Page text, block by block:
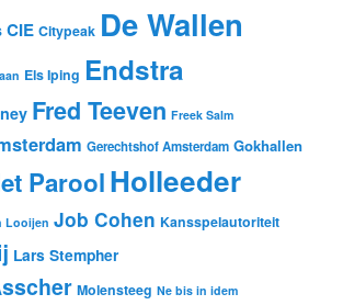
CIE Citypeak De Wallen
Els Iping Endstra
Fred Teeven Freek Salm
Gerechtshof Amsterdam Gokhallen
ParoolHolleeder
Looijen Job Cohen Kansspelautoriteit
Lars Stempher
Molensteeg Ne bis in idem